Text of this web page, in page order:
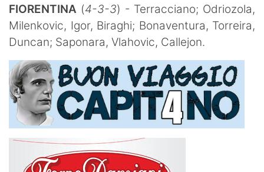
FIORENTINA (4-3-3) - Terracciano; Odriozola,
Milenkovic, Igor, Biraghi; Bonaventura, Torreira,
Duncan; Saponara, Vlahovic, Callejon.